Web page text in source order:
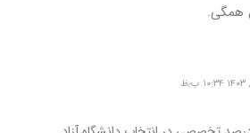
همگی.